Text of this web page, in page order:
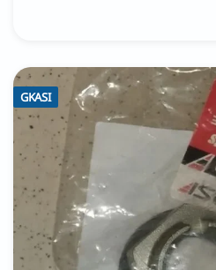
GKASI